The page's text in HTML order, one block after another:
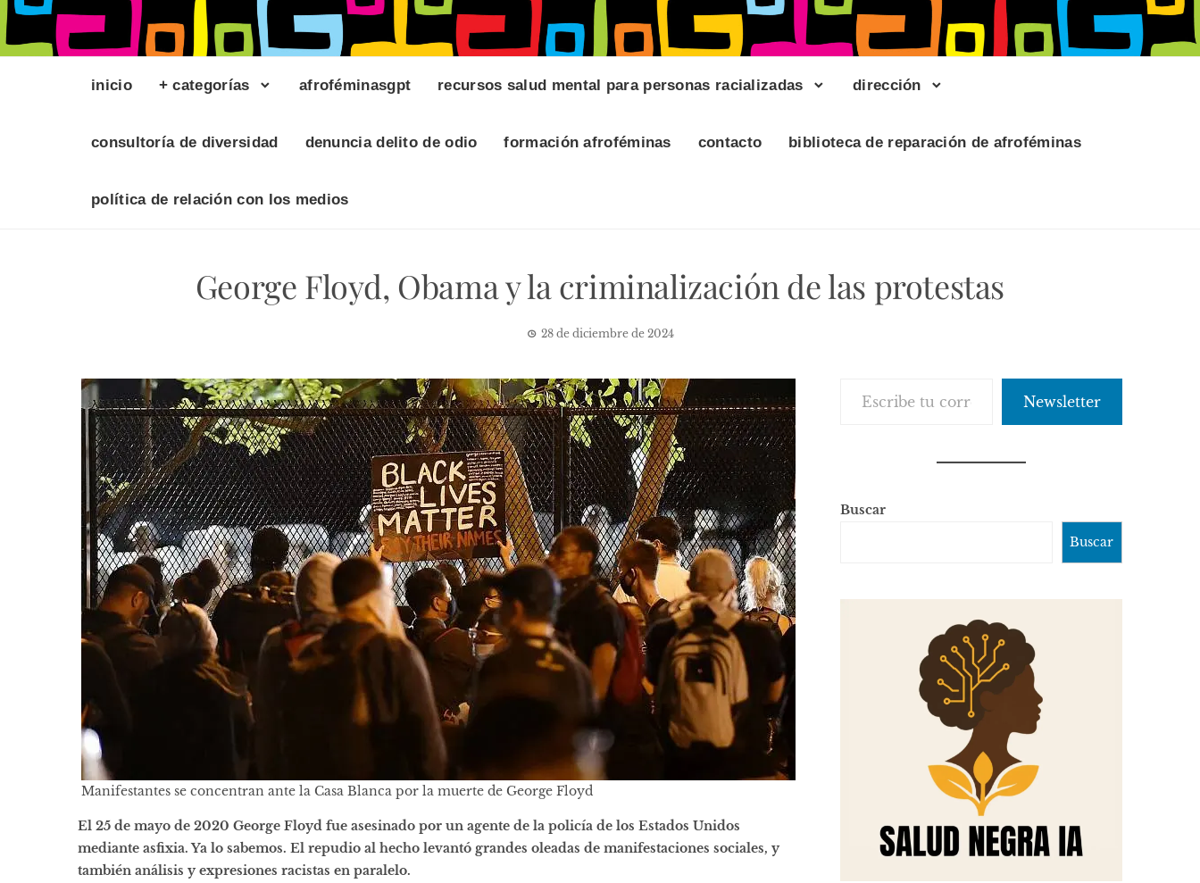
inicio + categorías afroféminasgpt recursos salud mental para personas racializadas dirección
consultoría de diversidad denuncia delito de odio formación afroféminas contacto biblioteca de reparación de afroféminas
política de relación con los medios
George Floyd, Obama y la criminalización de las protestas
28 de diciembre de 2024
Manifestantes se concentran ante la Casa Blanca por la muerte de George Floyd
El 25 de mayo de 2020 George Floyd fue asesinado por un agente de la policía de los Estados Unidos
mediante asfixia. Ya lo sabemos. El repudio al hecho levantó grandes oleadas de manifestaciones sociales, y
también análisis y expresiones racistas en paralelo.
Newsletter
Buscar
Buscar